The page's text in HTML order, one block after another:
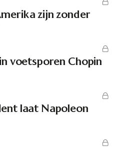
zijn zonder
voetsporen Chopin
laat Napoleon